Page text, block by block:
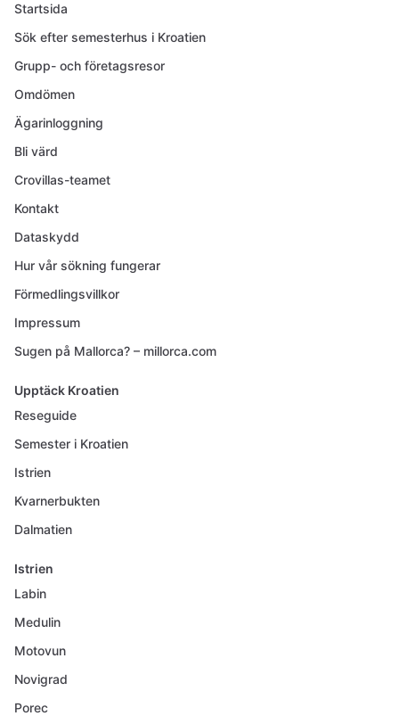
Startsida
Sök efter semesterhus i Kroatien
Grupp- och företagsresor
Omdömen
Ägarinloggning
Bli värd
Crovillas-teamet
Kontakt
Dataskydd
Hur vår sökning fungerar
Förmedlingsvillkor
Impressum
Sugen på Mallorca? – millorca.com
Upptäck Kroatien
Reseguide
Semester i Kroatien
Istrien
Kvarnerbukten
Dalmatien
Istrien
Labin
Medulin
Motovun
Novigrad
Porec